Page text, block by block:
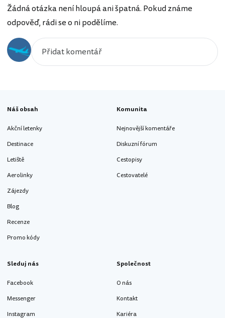
Žádná otázka není hloupá ani špatná. Pokud známe
odpověď, rádi se o ni podělíme.
Náš obsah
Akční letenky
Destinace
Letiště
Aerolinky
Zájezdy
Blog
Recenze
Promo kódy
Komunita
Nejnovější komentáře
Diskuzní fórum
Cestopisy
Cestovatelé
Sleduj nás
Facebook
Messenger
Instagram
Společnost
O nás
Kontakt
Kariéra